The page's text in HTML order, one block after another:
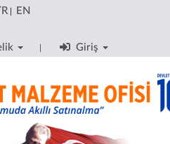
| EN
Giriş